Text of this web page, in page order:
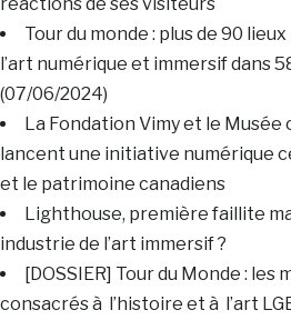
réactions de ses visiteurs
Tour du monde : plus de 90
l’art numérique et immersif dans
(07/06/2024)
La Fondation Vimy et le Musée
lancent une initiative numérique
et le patrimoine canadiens
Lighthouse, première faillite
industrie de l’art immersif ?
[DOSSIER] Tour du Monde : les
consacrés à l’histoire et à l’art